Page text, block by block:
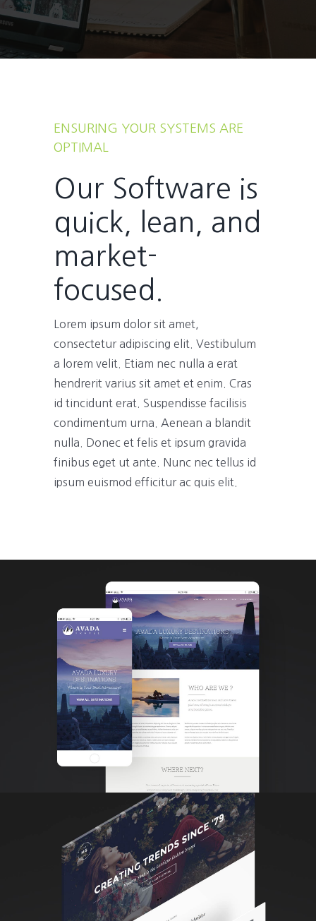
ENSURING YOUR SYSTEMS ARE
OPTIMAL
Our Software is
quick, lean, and
market-
focused.
Lorem ipsum dolor sit amet,
consectetur adipiscing elit. Vestibulum
a lorem velit. Etiam nec nulla a erat
hendrerit varius sit amet et enim. Cras
id tincidunt erat. Suspendisse facilisis
condimentum urna. Aenean a blandit
nulla. Donec et felis et ipsum gravida
finibus eget ut ante. Nunc nec tellus id
ipsum euismod efficitur ac quis elit.